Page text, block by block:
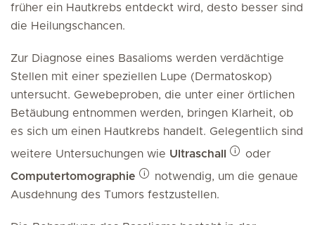
früher ein Hautkrebs entdeckt wird, desto besser sind
die Heilungschancen.
Zur Diagnose eines Basalioms werden verdächtige
Stellen mit einer speziellen Lupe (Dermatoskop)
untersucht. Gewebeproben, die unter einer örtlichen
Betäubung entnommen werden, bringen Klarheit, ob
es sich um einen Hautkrebs handelt. Gelegentlich sind
weitere Untersuchungen wie Ultraschall
oder
Computertomographie
notwendig, um die genaue
Ausdehnung des Tumors festzustellen.